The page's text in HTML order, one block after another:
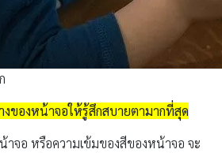
ของหน้าจอให้รู้สึกสบายตามากที่สุด
าจอ หรือความเข้มของสีของหน้าจอ จะ